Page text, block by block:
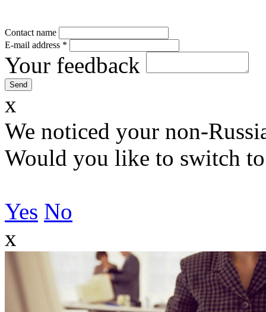
Contact name
E-mail address *
Your feedback
x
We noticed your non-
Would you like to switch
Yes No
x